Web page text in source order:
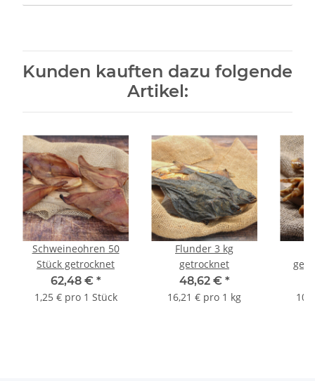
Kunden kauften dazu folgende
Artikel:
Schweineohren 50
Stück getrocknet
62,48 € *
1,25 € pro 1 Stück
Flunder 3 kg
getrocknet
48,62 € *
16,21 € pro 1 kg